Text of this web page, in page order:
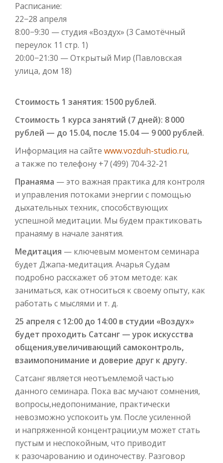
Расписание:
22−28 апреля
8:00−9:30 — студия «Воздух» (3 Самотёчный
переулок 11 стр. 1)
20:00−21:30 — Открытый Мир (Павловская
улица, дом 18)
Стоимость 1 занятия: 1500 рублей.
Стоимость 1 курса занятий (7 дней): 8 000
рублей — до 15.04, после 15.04 — 9 000 рублей.
Информация на сайте www.vozduh-studio.ru,
а также по телефону +7 (499) 704-32-21
Пранаяма — это важная практика для контроля
и управления потоками энергии с помощью
дыхательных техник, способствующих
успешной медитации. Мы будем практиковать
пранаяму в начале занятия.
Медитация — ключевым моментом семинара
будет Джапа-медитация. Ачарья Судам
подробно расскажет об этом методе: как
заниматься, как относиться к своему опыту, как
работать с мыслями и т. д.
25 апреля с 12:00 до 14:00 в студии «Воздух»
будет проходить Сатсанг — урок искусства
общения,увеличивающий самоконтроль,
взаимопонимание и доверие друг к другу.
Сатсанг является неотъемлемой частью
данного семинара. Пока вас мучают сомнения,
вопросы,недопонимание, практически
невозможно успокоить ум. После усиленной
и напряженной концентрации,ум может стать
пустым и неспокойным, что приводит
к разочарованию и одиночеству. Разговор